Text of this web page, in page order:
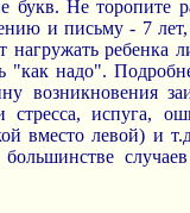
букв. Не торопите
и письму - 7
нагружать
"как надо".
возникновения
испуга,
вместо левой) и